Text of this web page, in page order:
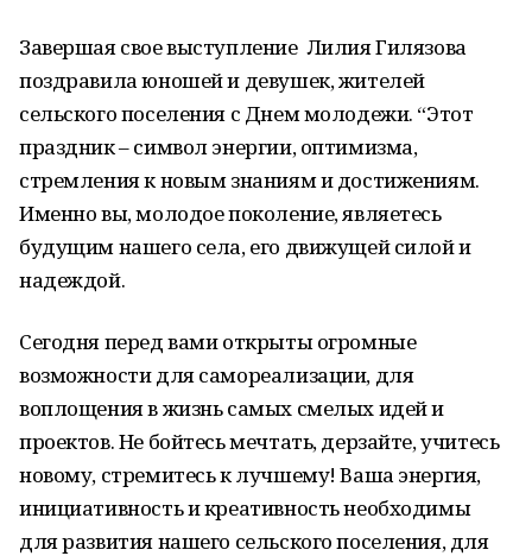
Завершая свое выступление Лилия Гилязова
поздравила юношей и девушек, жителей
сельского поселения с Днем молодежи. “Этот
праздник – символ энергии, оптимизма,
стремления к новым знаниям и достижениям.
Именно вы, молодое поколение, являетесь
будущим нашего села, его движущей силой и
надеждой.
Сегодня перед вами открыты огромные
возможности для самореализации, для
воплощения в жизнь самых смелых идей и
проектов. Не бойтесь мечтать, дерзайте, учитесь
новому, стремитесь к лучшему! Ваша энергия,
инициативность и креативность необходимы
для развития нашего сельского поселения, для